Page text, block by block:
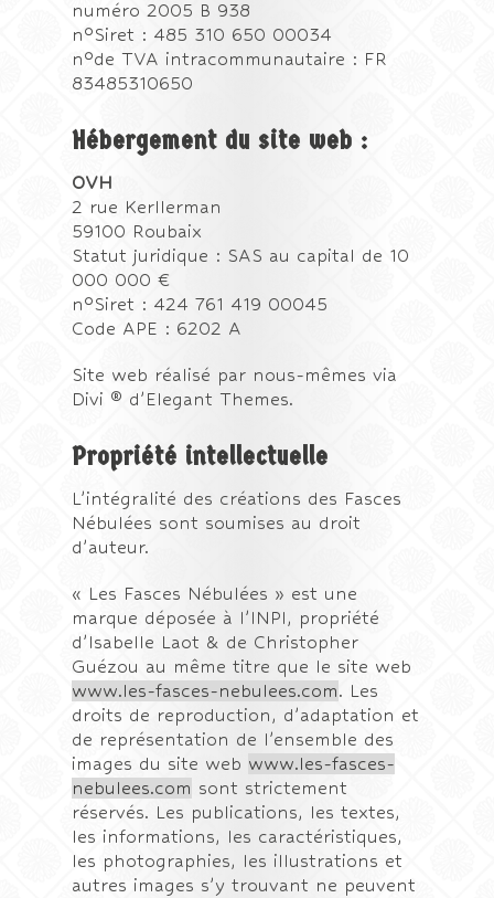
numéro 2005 B 938
n°Siret : 485 310 650 00034
n°de TVA intracommunautaire : FR
83485310650
Hébergement du site web :
OVH
2 rue Kerllerman
59100 Roubaix
Statut juridique : SAS au capital de 10
000 000 €
n°Siret : 424 761 419 00045
Code APE : 6202 A
Site web réalisé par nous-mêmes via
Divi ® d’Elegant Themes.
Propriété intellectuelle
L’intégralité des créations des Fasces
Nébulées sont soumises au droit
d’auteur.
« Les Fasces Nébulées » est une
marque déposée à l’INPI, propriété
d’Isabelle Laot & de Christopher
Guézou au même titre que le site web
www.les-fasces-nebulees.com. Les
droits de reproduction, d’adaptation et
de représentation de l’ensemble des
images du site web www.les-fasces-
nebulees.com sont strictement
réservés. Les publications, les textes,
les informations, les caractéristiques,
les photographies, les illustrations et
autres images s’y trouvant ne peuvent